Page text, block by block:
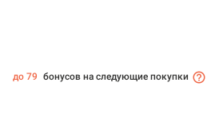
до 79 бонусов на следующие покупки